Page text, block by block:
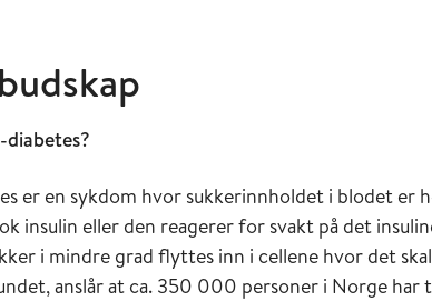
er en sykdom hvor sukkerinnholdet i blodet er
insulin eller den reagerer for svakt på det
i mindre grad flyttes inn i cellene hvor det
anslår at ca. 350 000 personer i Norge har